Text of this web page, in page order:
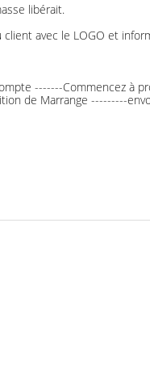
libérait.
avec le LOGO et
-------Commencez à
de Marrange ---------